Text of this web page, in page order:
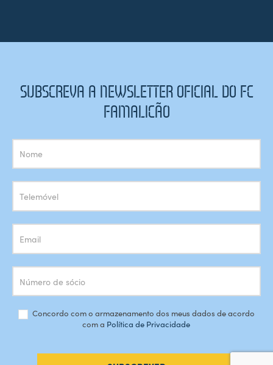
SUBSCREVA A NEWSLETTER OFICIAL DO FC
FAMALICÃO
Subscrição
Newsletter
Concordo com o armazenamento dos meus dados de acordo
com a Política de Privacidade